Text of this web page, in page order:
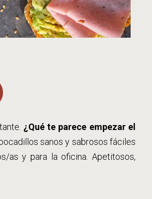
¿Qué te parece empezar el
sanos y sabrosos fáciles
as y para la oficina. Apetitosos,